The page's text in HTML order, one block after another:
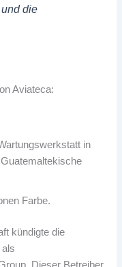
die
Aviateca:
in
Farbe.
kündigte die
als